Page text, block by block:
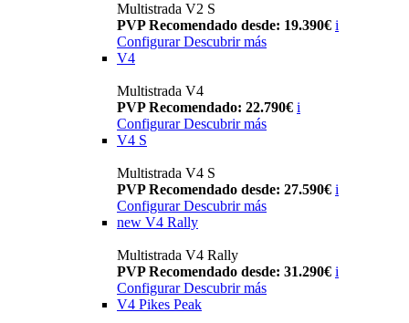
Multistrada V2 S
PVP Recomendado desde: 19.390€ i
Configurar Descubrir más
V4
Multistrada V4
PVP Recomendado: 22.790€ i
Configurar Descubrir más
V4 S
Multistrada V4 S
PVP Recomendado desde: 27.590€ i
Configurar Descubrir más
new V4 Rally
Multistrada V4 Rally
PVP Recomendado desde: 31.290€ i
Configurar Descubrir más
V4 Pikes Peak